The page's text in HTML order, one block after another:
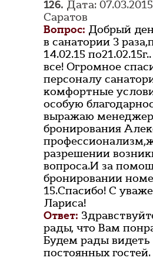
126. Дата: 07.03.2015
Саратов
Вопрос: Добрый
в санатории 3
14.02.15
все! Огромное
персоналу
комфортные
особую
выражаю
бронирования
разрешении
вопроса.И за
бронировании
15.Спасибо! С
Лариса!
Ответ:
рады, что Вам
Будем рады видеть
постоянных гостей.